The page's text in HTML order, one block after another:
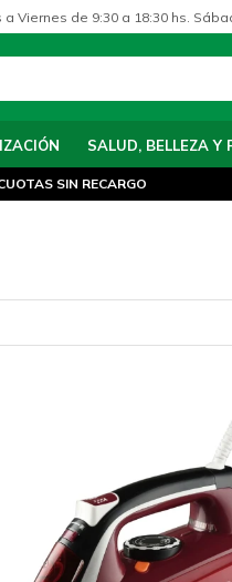
SALUD, BELLEZA Y
Viernes de 9:30 a 18:30 hs.
SIN RECARGO